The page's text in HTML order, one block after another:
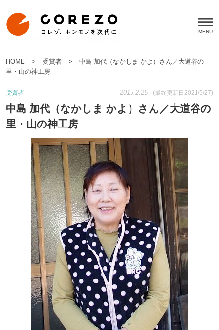
HOME 受賞者
中島 加代（なかしま かよ）さん／大道谷の
里・山の神工房
受賞者 — 2015.2.25 (最終更新日 2021/5/27)
中島 加代（なかしま かよ）さん／大道谷の
里・山の神工房